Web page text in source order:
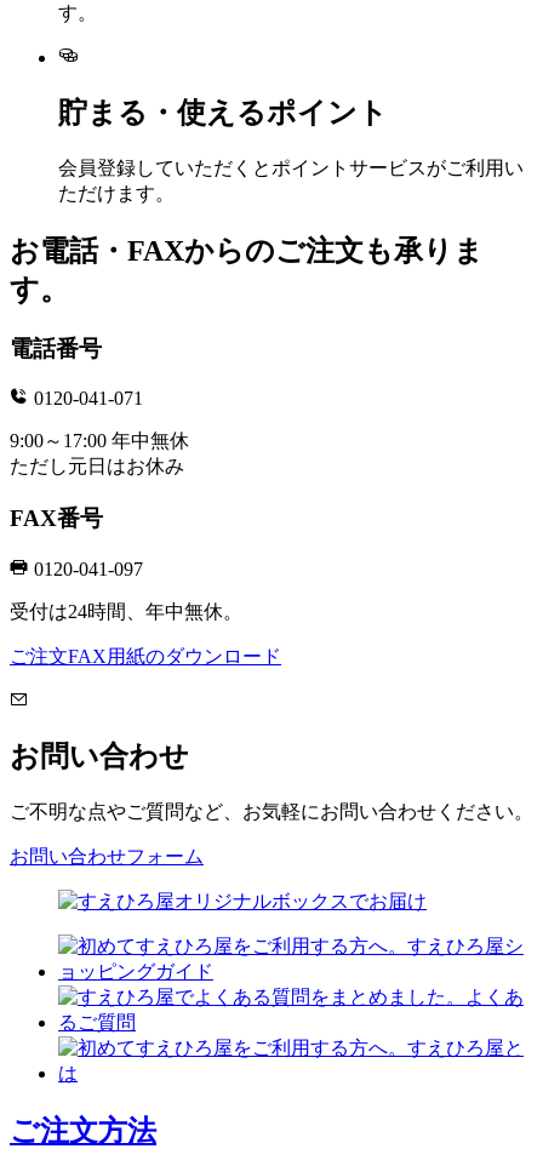
す。
貯まる・使えるポイント
会員登録していただくとポイントサービスがご利用い
ただけます。
お電話・FAXからのご注文も承りま
す。
電話番号
0120-041-071
9:00～17:00 年中無休
ただし元日はお休み
FAX番号
0120-041-097
受付は24時間、年中無休。
ご注文FAX用紙のダウンロード
お問い合わせ
ご不明な点やご質問など、お気軽にお問い合わせください。
お問い合わせフォーム
ご注文方法